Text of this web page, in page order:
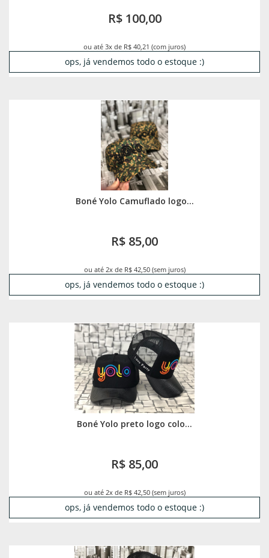
R$ 100,00
ou até 3x de R$ 40,21 (com juros)
ops, já vendemos todo o estoque :)
Boné Yolo Camuflado logo...
R$ 85,00
ou até 2x de R$ 42,50 (sem juros)
ops, já vendemos todo o estoque :)
Boné Yolo preto logo colo...
R$ 85,00
ou até 2x de R$ 42,50 (sem juros)
ops, já vendemos todo o estoque :)